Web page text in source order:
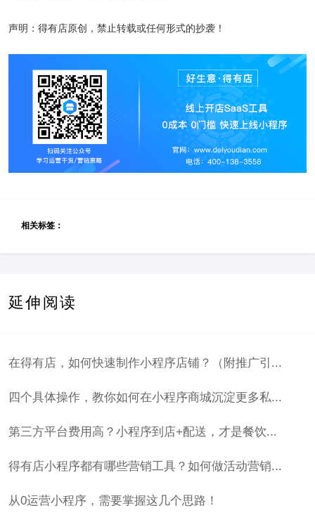
声明：得有店原创，禁止转载或任何形式的抄袭！
相关标签：
延伸阅读
在得有店，如何快速制作小程序店铺？（附推广引...
四个具体操作，教你如何在小程序商城沉淀更多私...
第三方平台费用高？小程序到店+配送，才是餐饮...
得有店小程序都有哪些营销工具？如何做活动营销...
从0运营小程序，需要掌握这几个思路！